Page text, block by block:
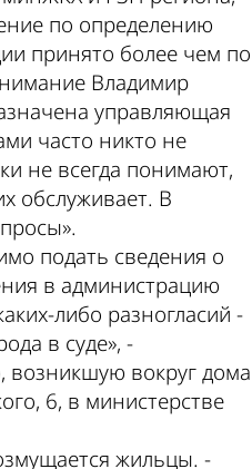
по определению
принято более чем по
Владимир
управляющая
часто никто не
не всегда понимают,
обслуживает. В
подать сведения о
в администрацию
либо разногласий -
в суде», -
возникшую вокруг дома
6, в министерстве
жильцы. -